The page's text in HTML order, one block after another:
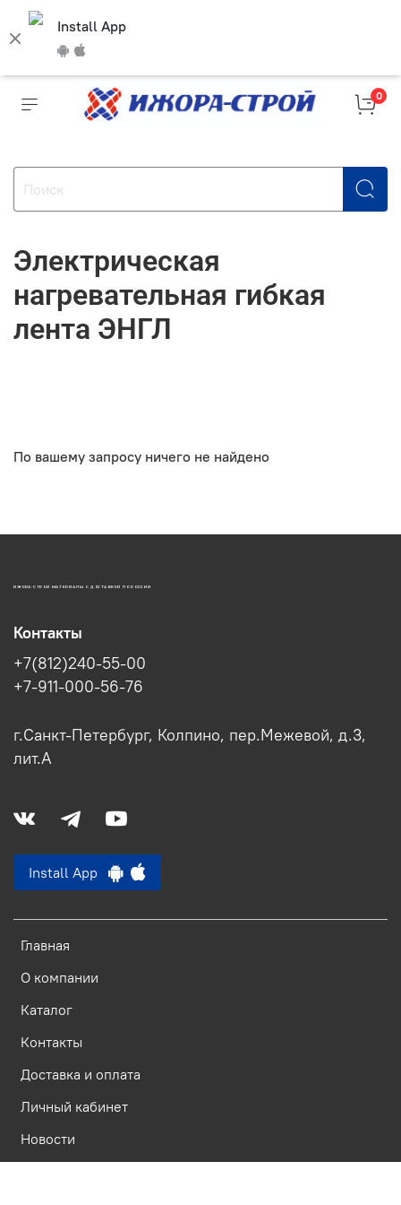
Install App
0
Электрическая
нагревательная гибкая
лента ЭНГЛ
По вашему запросу ничего не найдено
ИЖОРА-СТРОЙ МАТЕРИАЛЫ С ДОСТАВКОЙ ПО РОССИИ
Главная
О компании
Каталог
Контакты
Доставка и оплата
Личный кабинет
Новости
Контакты
+7(812)240-55-00
+7-911-000-56-76
г.Санкт-Петербург, Колпино, пер.Межевой, д.3,
лит.А
Install App